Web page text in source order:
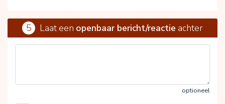
5 Laat een openbaar bericht/reactie achter
optioneel